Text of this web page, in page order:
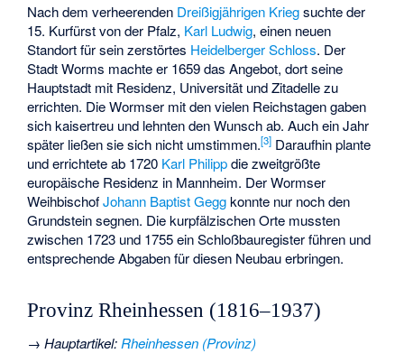
Nach dem verheerenden Dreißigjährigen Kriegsuchte der
15. Kurfürst von der Pfalz, Karl Ludwig, einen neuen
Standort für sein zerstörtes Heidelberger Schloss. Der
Stadt Worms machte er 1659 das Angebot, dort seine
Hauptstadt mit Residenz, Universität und Zitadelle zu
errichten. Die Wormser mit den vielen Reichstagen gaben
sich kaisertreu und lehnten den Wunsch ab. Auch ein Jahr
später ließen sie sich nicht umstimmen.[3] Daraufhin plante
und errichtete ab 1720 Karl Philippdie zweitgrößte
europäische Residenz in Mannheim. Der Wormser
WeihbischofJohann Baptist Geggkonnte nur noch den
Grundstein segnen. Die kurpfälzischen Orte mussten
zwischen 1723 und 1755 ein Schloßbauregister führen und
entsprechende Abgaben für diesen Neubau erbringen.
Provinz Rheinhessen (1816–1937)
→Hauptartikel:Rheinhessen (Provinz)